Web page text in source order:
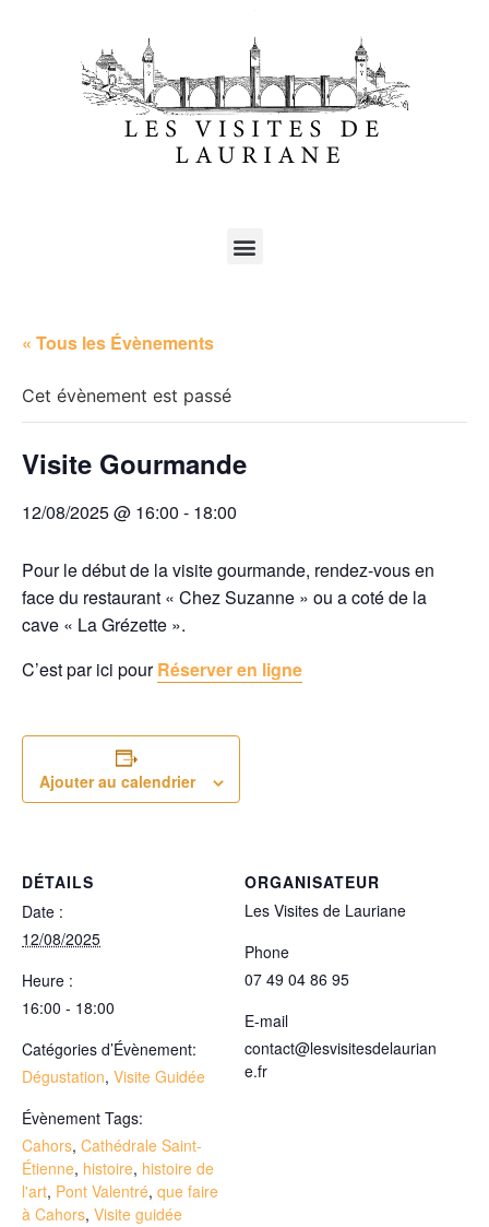
« Tous les Évènements
Cet évènement est passé
Visite Gourmande
12/08/2025 @ 16:00 - 18:00
Pour le début de la visite gourmande, rendez-vous en
face du restaurant « Chez Suzanne » ou a coté de la
cave « La Grézette ».
C’est par ici pourRéserver en ligne
Ajouter au calendrier
DÉTAILS
Date :
12/08/2025
Heure :
16:00 - 18:00
Catégories d’Évènement:
Dégustation, Visite Guidée
Évènement Tags:
Cahors, Cathédrale Saint-
Étienne, histoire, histoire de
l'art, Pont Valentré, que faire
à Cahors, Visite guidée
ORGANISATEUR
Les Visites de Lauriane
Phone
07 49 04 86 95
E-mail
contact@lesvisitesdelaurian
e.fr